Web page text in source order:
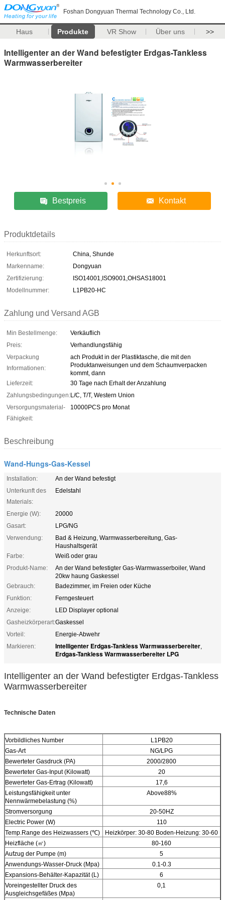
Foshan Dongyuan Thermal Technology Co., Ltd.
Haus Produkte VR Show Über uns >>
Intelligenter an der Wand befestigter Erdgas-Tankless
Warmwasserbereiter
Bestpreis Kontakt
Produktdetails
Herkunftsort:
China, Shunde
Markenname:
Dongyuan
Zertifizierung:
ISO14001,ISO9001,OHSAS18001
Modellnummer:
L1PB20-HC
Zahlung und Versand AGB
Min Bestellmenge:
Verkäuflich
Preis:
Verhandlungsfähig
Verpackung
Informationen:
ach Produkt in der Plastiktasche, die mit den
Produktanweisungen und dem Schaumverpacken
kommt, dann
Lieferzeit:
30 Tage nach Erhalt der Anzahlung
Zahlungsbedingungen:L/C, T/T, Western Union
Versorgungsmaterial-
Fähigkeit:
10000PCS pro Monat
Beschreibung
Wand-Hungs-Gas-Kessel
Installation:
An der Wand befestigt
Unterkunft des
Materials:
Edelstahl
Energie (W):
20000
Gasart:
LPG/NG
Verwendung:
Bad & Heizung, Warmwasserbereitung, Gas-
Haushaltsgerät
Farbe:
Weiß oder grau
Produkt-Name:
An der Wand befestigter Gas-Warmwasserboiler, Wand
20kw haung Gaskessel
Gebrauch:
Badezimmer, im Freien oder Küche
Funktion:
Ferngesteuert
Anzeige:
LED Displayer optional
Gasheizkörperart:Gaskessel
Vorteil:
Energie-Abwehr
Markieren:
Intelligenter Erdgas-Tankless Warmwasserbereiter,
Erdgas-Tankless Warmwasserbereiter LPG
Intelligenter an der Wand befestigter Erdgas-Tankless
Warmwasserbereiter
Technische Daten
Vorbildliches Number
L1PB20
Gas-Art
NG/LPG
Bewerteter Gasdruck (PA)
2000/2800
Bewerteter Gas-Input (Kilowatt)
20
Bewerteter Gas-Ertrag (Kilowatt)
17,6
Leistungsfähigkeit unter
Nennwärmebelastung (%)
Above88%
Stromversorgung
20-50HZ
Electric Power (W)
110
Temp.Range des Heizwassers (℃)
Heizkörper: 30-80 Boden-Heizung: 30-60
Heizfläche (㎡)
80-160
Aufzug der Pumpe (m)
5
Anwendungs-Wasser-Druck (Mpa)
0.1-0.3
Expansions-Behälter-Kapazität (L)
6
Voreingestellter Druck des
Ausgleichsgefäßes (Mpa)
0,1